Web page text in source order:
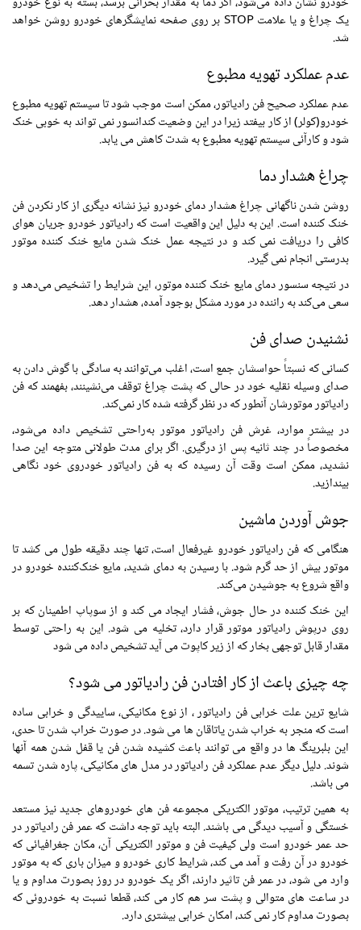
یک چراغ و یا علامت STOP بر روی صفحه نمایشگرهای خودرو روشن خواهد
شد.
عدم عملکرد تهویه مطبوع
عدم عملکرد صحیح فن رادیاتور، ممکن است موجب شود تا سیستم تهویه مطبوع
خودرو(کولر) از کار بیفتد زیرا در این وضعیت کندانسور نمی تواند به خوبی خنک
شود و کارآئی سیستم تهویه مطبوع به شدت کاهش می یابد.
چراغ هشدار دما
روشن شدن ناگهانی چراغ هشدار دمای خودرو نیز نشانه دیگری از کار نکردن فن
خنک کننده است. این به دلیل این واقعیت است که رادیاتور خودرو جریان هوای
کافی را دریافت نمی کند و در نتیجه عمل خنک شدن مایع خنک کننده موتور
بدرستی انجام نمی گیرد.
در نتیجه سنسور دمای مایع خنک کننده موتور، این شرایط را تشخیص می‌دهد و
سعی می‌کند به راننده در مورد مشکل بوجود آمده، هشدار دهد.
نشنیدن صدای فن
کسانی که نسبتاً حواسشان جمع است، اغلب می‌توانند به سادگی با گوش دادن به
صدای وسیله نقلیه خود در حالی که پشت چراغ توقف می‌نشینند، بفهمند که فن
رادیاتور موتورشان آنطور که در نظر گرفته شده کار نمی‌کند.
در بیشتر موارد، غرش فن رادیاتور موتور به‌راحتی تشخیص داده می‌شود،
مخصوصاً در چند ثانیه پس از درگیری. اگر برای مدت طولانی متوجه این صدا
نشدید، ممکن است وقت آن رسیده که به فن رادیاتور خودروی خود نگاهی
بیندازید.
جوش آوردن ماشین
هنگامی که فن رادیاتور خودرو غیرفعال است، تنها چند دقیقه طول می کشد تا
موتور بیش از حد گرم شود. با رسیدن به دمای شدید، مایع خنک‌کننده خودرو در
واقع شروع به جوشیدن می‌کند.
این خنک کننده در حال جوش، فشار ایجاد می کند و از سوپاپ اطمینان که بر
روی درپوش رادیاتور موتور قرار دارد، تخلیه می شود. این به راحتی توسط
مقدار قابل توجهی بخار که از زیر کاپوت می آید تشخیص داده می شود
چه چیزی باعث از کار افتادن فن رادیاتور می شود؟
شایع ترین علت خرابی فن رادیاتور ، از نوع مکانیکی، ساییدگی و خرابی ساده
است که منجر به خراب شدن یاتاقان ها می شود. در صورت خراب شدن تا حدی،
این بلبرینگ ها در واقع می توانند باعث کشیده شدن فن یا قفل شدن همه آنها
شوند. دلیل دیگر عدم عملکرد فن رادیاتور در مدل های مکانیکی، پاره شدن تسمه
می باشد.
به همین ترتیب، موتور الکتریکی مجموعه فن های خودروهای جدید نیز مستعد
خستگی و آسیب دیدگی می باشند. البته باید توجه داشت که عمر فن رادیاتور در
حد عمر خودرو است ولی کیفیت فن و موتور الکتریکی آن، مکان جغرافیائی که
خودرو در آن رفت و آمد می کند، شرایط کاری خودرو و میزان باری که به موتور
وارد می شود، در عمر فن تاثیر دارند، اگر یک خودرو در روز بصورت مداوم و یا
در ساعت های متوالی و پشت سر هم کار می کند، قطعا نسبت به خودروئی که
بصورت مداوم کار نمی کند، امکان خرابی بیشتری دارد.